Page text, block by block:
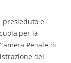
presieduto e
per la
Penale di
dei